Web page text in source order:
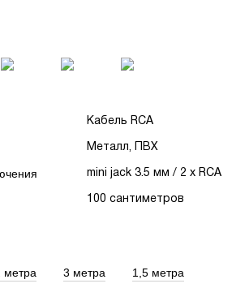
Кабель RCA
Металл, ПВХ
mini jack 3.5 мм / 2 x RCA
100 сантиметров
метра 3 метра 1,5 метра